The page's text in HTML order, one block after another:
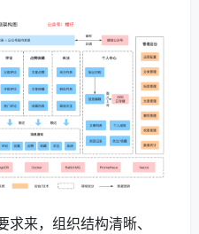
来，组织结构清晰、